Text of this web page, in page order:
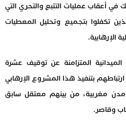
في أعقاب عمليات التتبع والتحري التي
تكفلوا بتجميع وتحليل المعطيات
الإرهابية.
المتزامنة عن توقيف عشرة
بتنفيذ هذا المشروع الإرهابي
مغربية، من بينهم معتقل سابق
وقاصر.